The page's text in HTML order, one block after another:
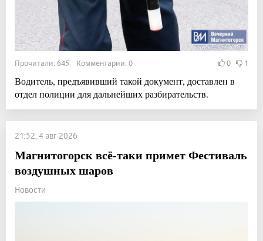
Прочитали: 645 Комментарии: 0 0 1
Водитель, предъявивший такой документ, доставлен в
отдел полиции для дальнейших разбирательств.
21:52, 4 авг 2026
Магнитогорск всё-таки примет Фестиваль
воздушных шаров
Новости